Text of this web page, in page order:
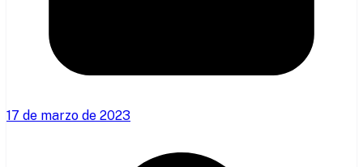
17 de marzo de 2023